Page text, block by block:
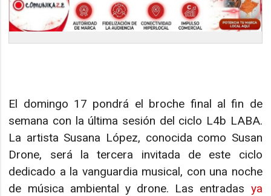
El domingo 17 pondrá el broche final al fin de
semana con la última sesión del ciclo L4b LABA.
La artista Susana López, conocida como Susan
Drone, será la tercera invitada de este ciclo
dedicado a la vanguardia musical, con una noche
de música ambiental y drone. Las entradas ya